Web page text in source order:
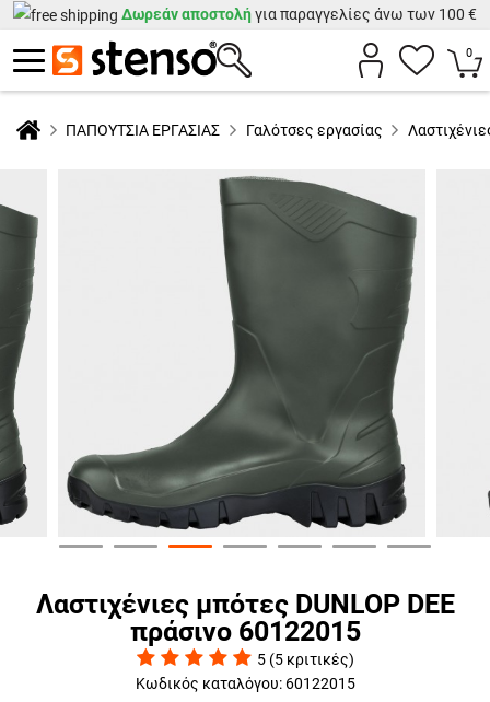
Δωρεάν αποστολήγια παραγγελίες άνω των 100 €
0
ΠΑΠΟΥΤΣΙΑ ΕΡΓΑΣΙΑΣ Γαλότσες εργασίας
Λαστιχένιες μπότες DUNLOP DEE
πράσινο 60122015
5 (5 κριτικές)
Κωδικός καταλόγου: 60122015